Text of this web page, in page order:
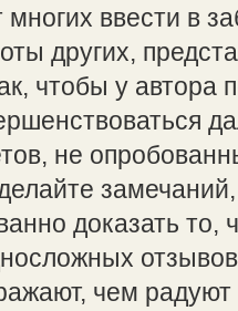
ввести в
других,
чтобы у автора
не
доказать то,
чем